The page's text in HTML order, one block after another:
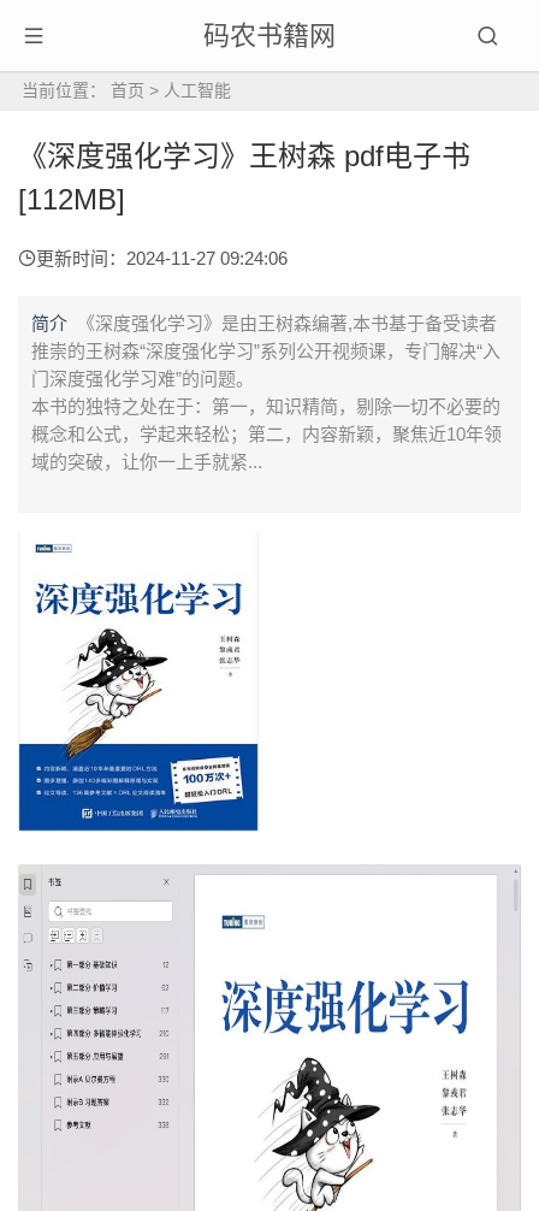
码农书籍网
当前位置： 首页 > 人工智能
《深度强化学习》王树森 pdf电子书
[112MB]
更新时间：2024-11-27 09:24:06
简介
《深度强化学习》是由王树森编著,本书基于备受读者
推崇的王树森“深度强化学习”系列公开视频课，专门解决“入
门深度强化学习难”的问题。
本书的独特之处在于：第一，知识精简，剔除一切不必要的
概念和公式，学起来轻松；第二，内容新颖，聚焦近10年领
域的突破，让你一上手就紧...